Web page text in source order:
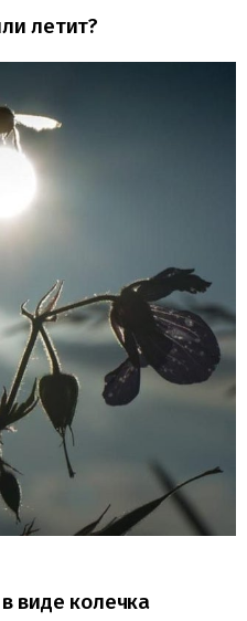
летит?
виде колечка